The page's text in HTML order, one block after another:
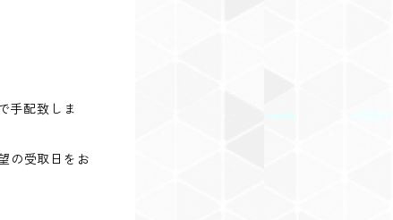
手配致しま
の受取日をお